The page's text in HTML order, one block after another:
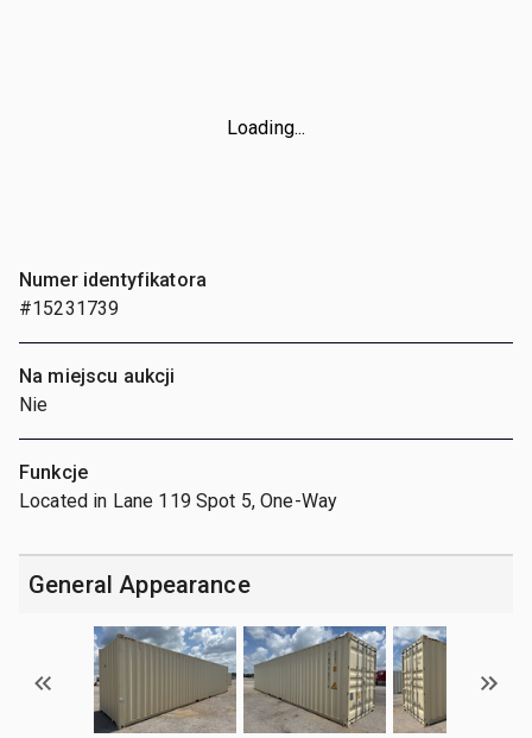
Loading...
Numer identyfikatora
#15231739
Na miejscu aukcji
Nie
Funkcje
Located in Lane 119 Spot 5, One-Way
General Appearance